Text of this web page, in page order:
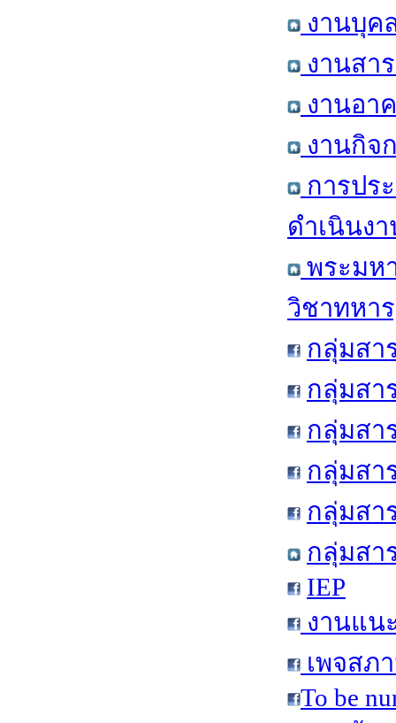
งานบุค
งานสา
งานอา
งานกิจ
การปร
ดำเนินง
พระมห
วิชาทหา
กลุ่มสา
กลุ่มสา
กลุ่มสา
กลุ่มสา
กลุ่มสา
กลุ่มสา
IEP
งานแน
เพจสภ
To be